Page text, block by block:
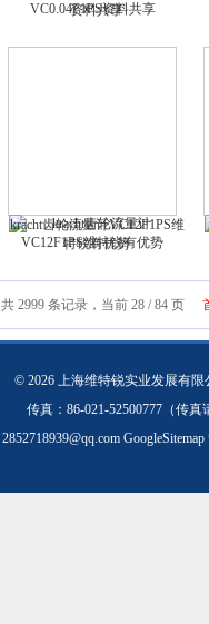
资料共享
kracht齿轮流量计VC12F1PS维
特锐有优势
共 2999 条记录，当前 28 / 84 页
© 2026 上海维特锐实业发展有
传真：86-021-52500777（传
2852718939@qq.com GoogleSitemap